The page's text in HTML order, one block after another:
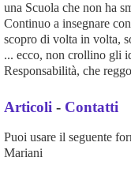
una Scuola che non ha
Continuo a insegnare
scopro di volta in volta,
... ecco, non crollino gli
Responsabilità, che
Articoli- Contatti
Puoi usare il seguente
Mariani